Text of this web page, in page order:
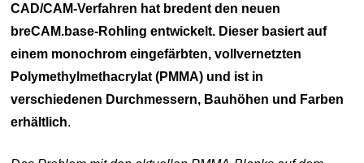
CAD/CAM-Verfahren hat bredent den neuen
breCAM.base-Rohling entwickelt. Dieser basiert auf
einem monochrom eingefärbten, vollvernetzten
Polymethylmethacrylat (PMMA) und ist in
verschiedenen Durchmessern, Bauhöhen und Farben
erhältlich.